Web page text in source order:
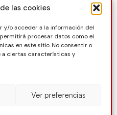
las cookies
y/o acceder a la información del
procesar datos como el
en este sitio. No consentir o
ciertas características y
Ver preferencias